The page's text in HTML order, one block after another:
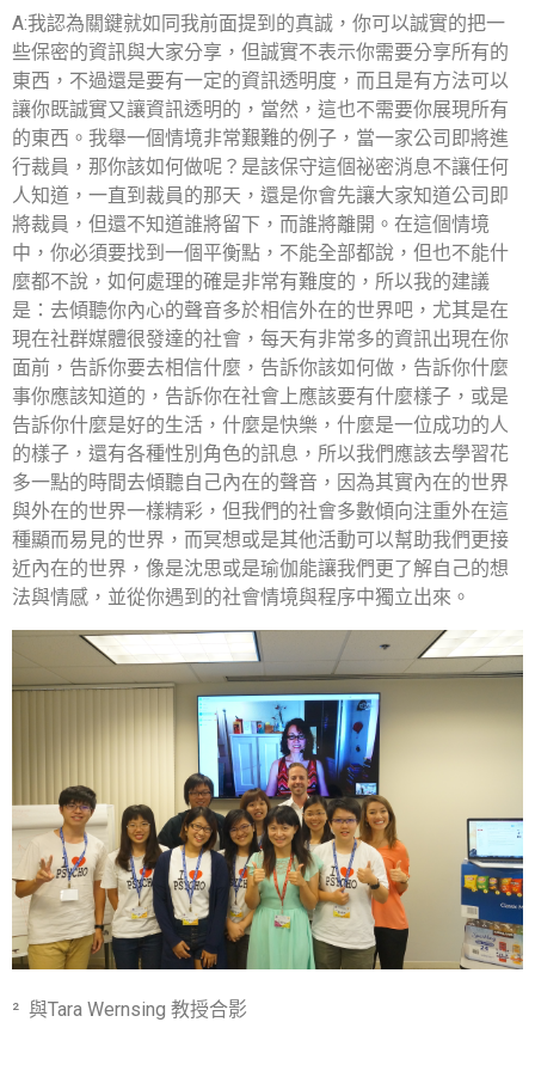
A:我認為關鍵就如同我前面提到的真誠，你可以誠實的把一
些保密的資訊與大家分享，但誠實不表示你需要分享所有的
東西，不過還是要有一定的資訊透明度，而且是有方法可以
讓你既誠實又讓資訊透明的，當然，這也不需要你展現所有
的東西。我舉一個情境非常艱難的例子，當一家公司即將進
行裁員，那你該如何做呢？是該保守這個祕密消息不讓任何
人知道，一直到裁員的那天，還是你會先讓大家知道公司即
將裁員，但還不知道誰將留下，而誰將離開。在這個情境
中，你必須要找到一個平衡點，不能全部都說，但也不能什
麼都不說，如何處理的確是非常有難度的，所以我的建議
是：去傾聽你內心的聲音多於相信外在的世界吧，尤其是在
現在社群媒體很發達的社會，每天有非常多的資訊出現在你
面前，告訴你要去相信什麼，告訴你該如何做，告訴你什麼
事你應該知道的，告訴你在社會上應該要有什麼樣子，或是
告訴你什麼是好的生活，什麼是快樂，什麼是一位成功的人
的樣子，還有各種性別角色的訊息，所以我們應該去學習花
多一點的時間去傾聽自己內在的聲音，因為其實內在的世界
與外在的世界一樣精彩，但我們的社會多數傾向注重外在這
種顯而易見的世界，而冥想或是其他活動可以幫助我們更接
近內在的世界，像是沈思或是瑜伽能讓我們更了解自己的想
法與情感，並從你遇到的社會情境與程序中獨立出來。
² 與Tara Wernsing 教授合影